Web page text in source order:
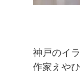
神戸のイ
作家えや